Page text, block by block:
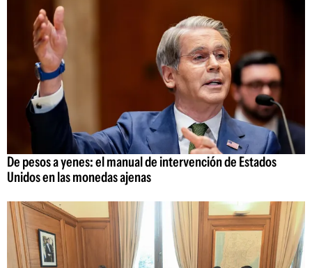
De pesos a yenes: el manual de intervención de Estados
Unidos en las monedas ajenas